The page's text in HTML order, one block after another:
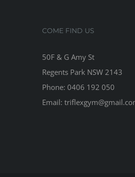
COME FIND US
50F & G Amy St
Regents Park NSW 2143
Phone: 0406 192 050
Email: